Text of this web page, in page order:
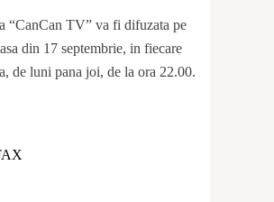
“CanCan TV” va fi difuzata pe
din 17 septembrie, in fiecare
de luni pana joi, de la ora 22.00.